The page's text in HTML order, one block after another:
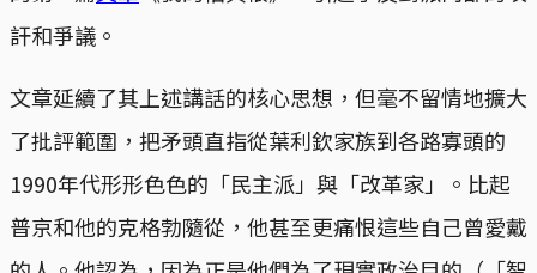
訐和爭議。
文章延續了其上述講話的核心思想，但毫不留情地擴大
了批評範圍，把矛頭直指從葉利欽家族到各路寡頭的
1990年代形形色色的「民主派」與「改革家」。比起
普京和他的克格勃隨從，他甚至更痛恨這些自己曾愛戴